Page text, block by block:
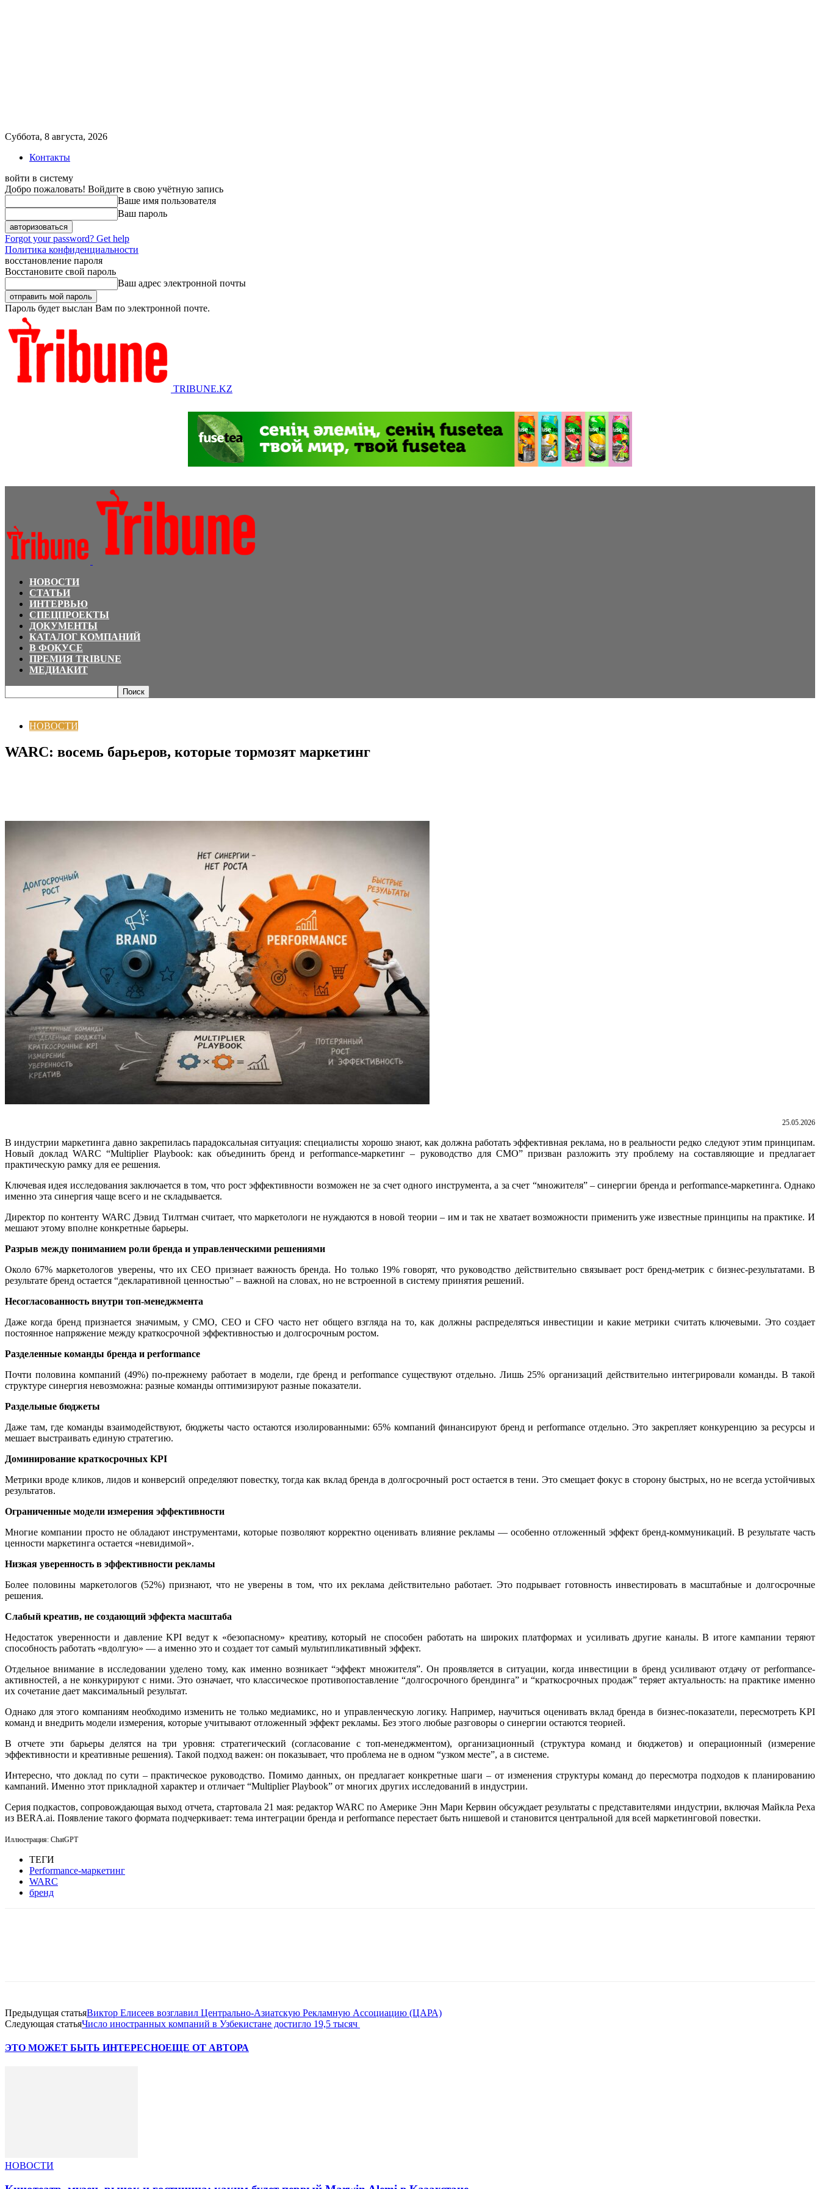
Суббота, 8 августа, 2026
Контакты
войти в систему
Добро пожаловать! Войдите в свою учётную запись
Ваше имя пользователя
Ваш пароль
Forgot your password? Get help
Политика конфиденциальности
восстановление пароля
Восстановите свой пароль
Ваш адрес электронной почты
Пароль будет выслан Вам по электронной почте.
TRIBUNE.KZ
НОВОСТИ
СТАТЬИ
ИНТЕРВЬЮ
СПЕЦПРОЕКТЫ
ДОКУМЕНТЫ
КАТАЛОГ КОМПАНИЙ
В ФОКУСЕ
ПРЕМИЯ TRIBUNE
МЕДИАКИТ
НОВОСТИ
WARC: восемь барьеров, которые тормозят маркетинг
25.05.2026
В индустрии маркетинга давно закрепилась парадоксальная ситуация: специалисты хорошо знают, как должна работать эффективная реклама, но в реальности редко следуют этим принципам.
Новый доклад WARC “Multiplier Playbook: как объединить бренд и performance-маркетинг – руководство для CMO” призван разложить эту проблему на составляющие и предлагает
практическую рамку для ее решения.
Ключевая идея исследования заключается в том, что рост эффективности возможен не за счет одного инструмента, а за счет “множителя” – синергии бренда и performance-маркетинга. Однако
именно эта синергия чаще всего и не складывается.
Директор по контенту WARC Дэвид Тилтман считает, что маркетологи не нуждаются в новой теории – им и так не хватает возможности применить уже известные принципы на практике. И
мешают этому вполне конкретные барьеры.
Разрыв между пониманием роли бренда и управленческими решениями
Около 67% маркетологов уверены, что их CEO признает важность бренда. Но только 19% говорят, что руководство действительно связывает рост бренд-метрик с бизнес-результатами. В
результате бренд остается “декларативной ценностью” – важной на словах, но не встроенной в систему принятия решений.
Несогласованность внутри топ-менеджмента
Даже когда бренд признается значимым, у CMO, CEO и CFO часто нет общего взгляда на то, как должны распределяться инвестиции и какие метрики считать ключевыми. Это создает
постоянное напряжение между краткосрочной эффективностью и долгосрочным ростом.
Разделенные команды бренда и performance
Почти половина компаний (49%) по-прежнему работает в модели, где бренд и performance существуют отдельно. Лишь 25% организаций действительно интегрировали команды. В такой
структуре синергия невозможна: разные команды оптимизируют разные показатели.
Раздельные бюджеты
Даже там, где команды взаимодействуют, бюджеты часто остаются изолированными: 65% компаний финансируют бренд и performance отдельно. Это закрепляет конкуренцию за ресурсы и
мешает выстраивать единую стратегию.
Доминирование краткосрочных KPI
Метрики вроде кликов, лидов и конверсий определяют повестку, тогда как вклад бренда в долгосрочный рост остается в тени. Это смещает фокус в сторону быстрых, но не всегда устойчивых
результатов.
Ограниченные модели измерения эффективности
Многие компании просто не обладают инструментами, которые позволяют корректно оценивать влияние рекламы — особенно отложенный эффект бренд-коммуникаций. В результате часть
ценности маркетинга остается «невидимой».
Низкая уверенность в эффективности рекламы
Более половины маркетологов (52%) признают, что не уверены в том, что их реклама действительно работает. Это подрывает готовность инвестировать в масштабные и долгосрочные
решения.
Слабый креатив, не создающий эффекта масштаба
Недостаток уверенности и давление KPI ведут к «безопасному» креативу, который не способен работать на широких платформах и усиливать другие каналы. В итоге кампании теряют
способность работать «вдолгую» — а именно это и создает тот самый мультипликативный эффект.
Отдельное внимание в исследовании уделено тому, как именно возникает “эффект множителя”. Он проявляется в ситуации, когда инвестиции в бренд усиливают отдачу от performance-
активностей, а не конкурируют с ними. Это означает, что классическое противопоставление “долгосрочного брендинга” и “краткосрочных продаж” теряет актуальность: на практике именно
их сочетание дает максимальный результат.
Однако для этого компаниям необходимо изменить не только медиамикс, но и управленческую логику. Например, научиться оценивать вклад бренда в бизнес-показатели, пересмотреть KPI
команд и внедрить модели измерения, которые учитывают отложенный эффект рекламы. Без этого любые разговоры о синергии остаются теорией.
В отчете эти барьеры делятся на три уровня: стратегический (согласование с топ-менеджментом), организационный (структура команд и бюджетов) и операционный (измерение
эффективности и креативные решения). Такой подход важен: он показывает, что проблема не в одном “узком месте”, а в системе.
Интересно, что доклад по сути – практическое руководство. Помимо данных, он предлагает конкретные шаги – от изменения структуры команд до пересмотра подходов к планированию
кампаний. Именно этот прикладной характер и отличает “Multiplier Playbook” от многих других исследований в индустрии.
Серия подкастов, сопровождающая выход отчета, стартовала 21 мая: редактор WARC по Америке Энн Мари Кервин обсуждает результаты с представителями индустрии, включая Майкла Реха
из BERA.ai. Появление такого формата подчеркивает: тема интеграции бренда и performance перестает быть нишевой и становится центральной для всей маркетинговой повестки.
Иллюстрация: ChatGPT
ТЕГИ
Performance-маркетинг
WARC
бренд
Предыдущая статьяВиктор Елисеев возглавил Центрально-Азиатскую Рекламную Ассоциацию (ЦАРА)
Следующая статьяЧисло иностранных компаний в Узбекистане достигло 19,5 тысяч
ЭТО МОЖЕТ БЫТЬ ИНТЕРЕСНОЕЩЕ ОТ АВТОРА
НОВОСТИ